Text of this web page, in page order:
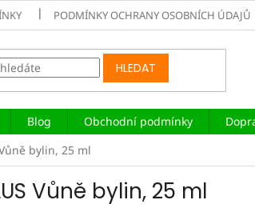
PODMÍNKY OCHRANY OSOBNÍCH ÚDAJŮ
HLEDAT
Blog Obchodní podmínky
bylin, 25 ml
Vůně bylin, 25 ml